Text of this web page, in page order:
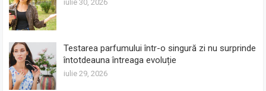
iulie 30, 2026
Testarea parfumului într-o singură zi nu surprinde
întotdeauna întreaga evoluție
iulie 29, 2026